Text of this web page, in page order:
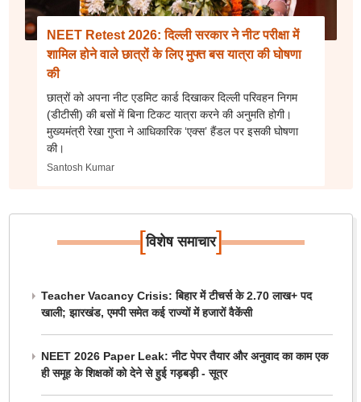
NEET Retest 2026: दिल्ली सरकार ने नीट परीक्षा में
शामिल होने वाले छात्रों के लिए मुफ्त बस यात्रा की घोषणा
की
छात्रों को अपना नीट एडमिट कार्ड दिखाकर दिल्ली परिवहन निगम
(डीटीसी) की बसों में बिना टिकट यात्रा करने की अनुमति होगी।
मुख्यमंत्री रेखा गुप्ता ने आधिकारिक ‘एक्स’ हैंडल पर इसकी घोषणा
की।
Santosh Kumar
[विशेष समाचार]
Teacher Vacancy Crisis: बिहार में टीचर्स के 2.70 लाख+ पद
खाली; झारखंड, एमपी समेत कई राज्यों में हजारों वैकेंसी
NEET 2026 Paper Leak: नीट पेपर तैयार और अनुवाद का काम एक
ही समूह के शिक्षकों को देने से हुई गड़बड़ी - सूत्र